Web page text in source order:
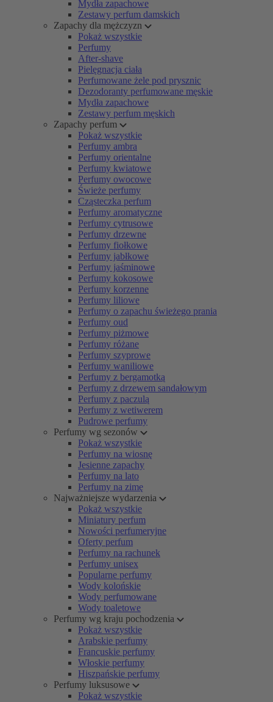
Mydła zapachowe
Zestawy perfum damskich
Zapachy dla mężczyzn
Pokaż wszystkie
Perfumy
After-shave
Pielęgnacja ciała
Perfumowane żele pod prysznic
Dezodoranty perfumowane męskie
Mydła zapachowe
Zestawy perfum męskich
Zapachy perfum
Pokaż wszystkie
Perfumy ambra
Perfumy orientalne
Perfumy kwiatowe
Perfumy owocowe
Świeże perfumy
Cząsteczka perfum
Perfumy aromatyczne
Perfumy cytrusowe
Perfumy drzewne
Perfumy fiołkowe
Perfumy jabłkowe
Perfumy jaśminowe
Perfumy kokosowe
Perfumy korzenne
Perfumy liliowe
Perfumy o zapachu świeżego prania
Perfumy oud
Perfumy piżmowe
Perfumy różane
Perfumy szyprowe
Perfumy waniliowe
Perfumy z bergamotką
Perfumy z drzewem sandałowym
Perfumy z paczulą
Perfumy z wetiwerem
Pudrowe perfumy
Perfumy wg sezonów
Pokaż wszystkie
Perfumy na wiosnę
Jesienne zapachy
Perfumy na lato
Perfumy na zimę
Najważniejsze wydarzenia
Pokaż wszystkie
Miniatury perfum
Nowości perfumeryjne
Oferty perfum
Perfumy na rachunek
Perfumy unisex
Popularne perfumy
Wody kolońskie
Wody perfumowane
Wody toaletowe
Perfumy wg kraju pochodzenia
Pokaż wszystkie
Arabskie perfumy
Francuskie perfumy
Włoskie perfumy
Hiszpańskie perfumy
Perfumy luksusowe
Pokaż wszystkie